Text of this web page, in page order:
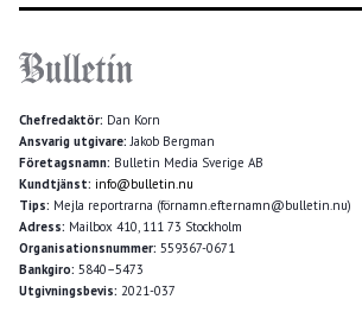
Chefredaktör: Dan Korn
Ansvarig utgivare:Jakob Bergman
Företagsnamn: Bulletin Media Sverige AB
Kundtjänst: info@bulletin.nu
Tips: Mejla reportrarna (förnamn.efternamn@bulletin.nu)
Adress: Mailbox 410, 111 73 Stockholm
Organisationsnummer: 559367-0671
Bankgiro: 5840–5473
Utgivningsbevis: 2021-037